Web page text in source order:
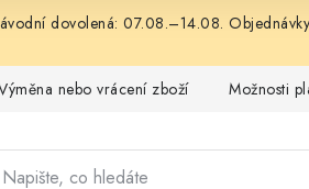
dovolená: 07.08.–14.08.
nebo vrácení zboží Možnosti